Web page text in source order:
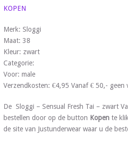
KOPEN
Merk: Sloggi
Maat: 38
Kleur: zwart
Categorie:
Voor: male
Verzendkosten: €4,95 Vanaf € 50,- geen
De Sloggi – Sensual Fresh Tai – zwart
bestellen door op de button Kopente
de site van Justunderwear waar u de